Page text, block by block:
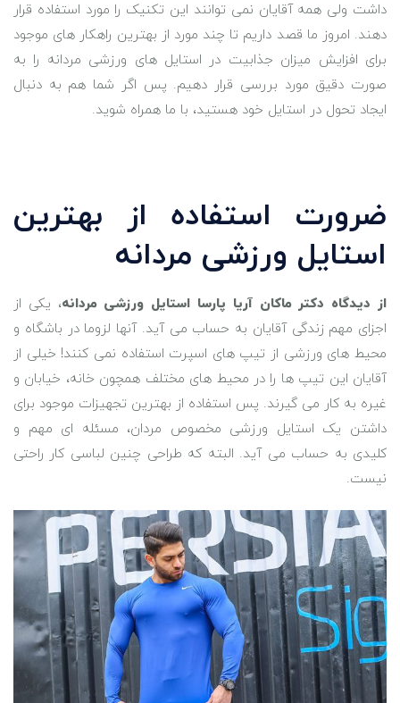
داشت ولی همه آقایان نمی توانند این تکنیک را مورد استفاده قرار
دهند. امروز ما قصد داریم تا چند مورد از بهترین راهکار های موجود
برای افزایش میزان جذابیت در استایل های ورزشی مردانه را به
صورت دقیق مورد بررسی قرار دهیم. پس اگر شما هم به دنبال
ایجاد تحول در استایل خود هستید، با ما همراه شوید.
ضرورت استفاده از بهترین
استایل ورزشی مردانه
از دیدگاه دکتر ماکان آریا پارسا استایل ورزشی مردانه، یکی از
اجزای مهم زندگی آقایان به حساب می آید. آنها لزوما در باشگاه و
محیط های ورزشی از تیپ های اسپرت استفاده نمی کنند! خیلی از
آقایان این تیپ ها را در محیط های مختلف همچون خانه، خیابان و
غیره به کار می گیرند. پس استفاده از بهترین تجهیزات موجود برای
داشتن یک استایل ورزشی مخصوص مردان، مسئله ای مهم و
کلیدی به حساب می آید. البته که طراحی چنین لباسی کار راحتی
نیست.